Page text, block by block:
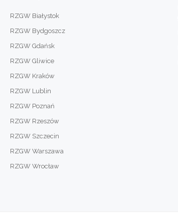
RZGW Białystok
RZGW Bydgoszcz
RZGW Gdańsk
RZGW Gliwice
RZGW Kraków
RZGW Lublin
RZGW Poznań
RZGW Rzeszów
RZGW Szczecin
RZGW Warszawa
RZGW Wrocław